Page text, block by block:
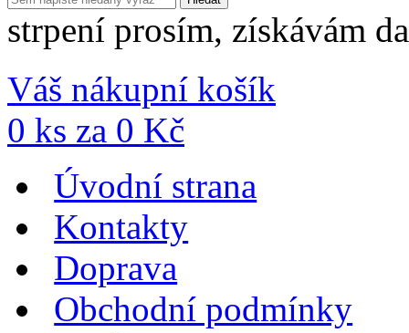
strpení prosím, získávám
Váš nákupní košík
0 ks za 0 Kč
Úvodní strana
Kontakty
Doprava
Obchodní podmínky